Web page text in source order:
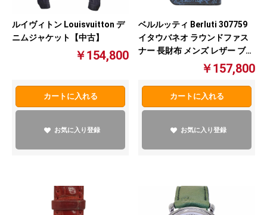
ルイヴィトン Louisvuitton デ
ニムジャケット【中古】
￥154,800
カートに入れる
お気に入り登録
ベルルッティ Berluti 307759
イタウバネオ ラウンドファス
ナー 長財布 メンズ レザー ブラ
ック系×ブルー【中古】￥157,800
カートに入れる
お気に入り登録